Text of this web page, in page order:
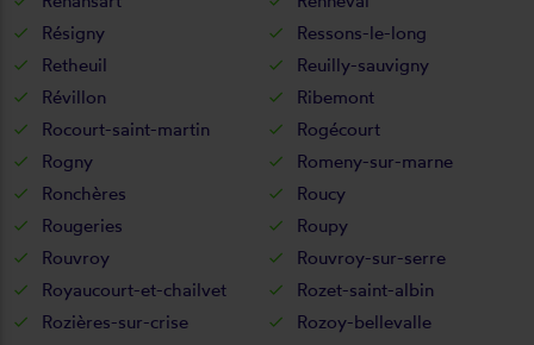
Résigny
Ressons-le-long
Retheuil
Reuilly-sauvigny
Révillon
Ribemont
Rocourt-saint-martin
Rogécourt
Rogny
Romeny-sur-marne
Ronchères
Roucy
Rougeries
Roupy
Rouvroy
Rouvroy-sur-serre
Royaucourt-et-chailvet
Rozet-saint-albin
Rozières-sur-crise
Rozoy-bellevalle